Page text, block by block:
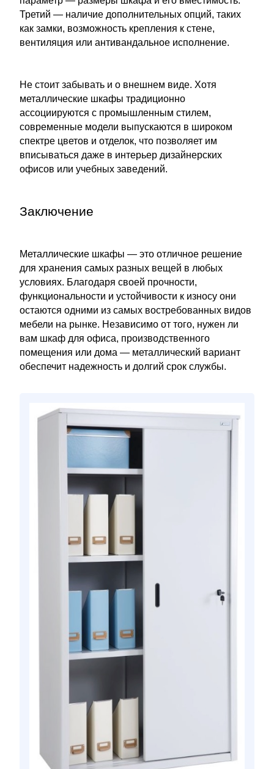
Третий — наличие дополнительных опций, таких
как замки, возможность крепления к стене,
вентиляция или антивандальное исполнение.
Не стоит забывать и о внешнем виде. Хотя
металлические шкафы традиционно
ассоциируются с промышленным стилем,
современные модели выпускаются в широком
спектре цветов и отделок, что позволяет им
вписываться даже в интерьер дизайнерских
офисов или учебных заведений.
Заключение
Металлические шкафы — это отличное решение
для хранения самых разных вещей в любых
условиях. Благодаря своей прочности,
функциональности и устойчивости к износу они
остаются одними из самых востребованных видов
мебели на рынке. Независимо от того, нужен ли
вам шкаф для офиса, производственного
помещения или дома — металлический вариант
обеспечит надежность и долгий срок службы.